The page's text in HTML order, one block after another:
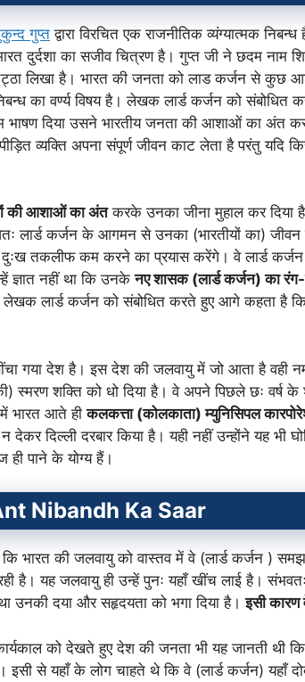
गुप्त द्वारा विरचित एक राजनीतिक व्यंग्यात्मक
दुर्दशा का सजीव चित्रण है। गुप्त जी ने छदम नाम
लिखा है। भारत की जनता को लाड कर्जन से कुछ
का वर्ण्य विषय है।लेखक लार्ड कर्जन को संबोधित
भाषण दिया उसने भारतीय जनता की आशाओं का अंत
व्यक्ति अपना संपूर्ण जीवन काट लेता है परंतु यदि
की आशाओं का अंतकरके उनका जीना मुहाल कर दिया
लार्ड कर्जन के आगमन से उनका (भारतीयों का)
तकलीफ कम करने का प्रयास करेंगे। वे लार्ड कर्जन
ज्ञात नहीं था कि उनकेनए शासक (लार्ड कर्जन) का
लेखक लार्ड कर्जन को संबोधित करते हुए आगे कहता है
गया देश है। इस देश की जलवायु में जो आता है वही
स्मरण शक्ति को धो दिया है। वे अपने पिछले छः वर्ष
भारत आते हीकलकत्ता (कोलकाता) म्युनिसिपल
देकर दिल्ली दरबार किया है। यही नहीं उन्होंने यह
ही पाने के योग्य हैं।
Nibandh Ka Saar
भारत की जलवायु को वास्तव में वे (लार्ड कर्जन )
है। यह जलवायु ही उन्हें पुनः यहाँ खींच लाई है।
उनकी दया और सहृदयता को भगा दिया है।इसी
को देखते हुए देश की जनता भी यह जानती थी कि
इसी से यहाँ के लोग चाहते थे कि वे (लार्ड कर्जन) यहाँ